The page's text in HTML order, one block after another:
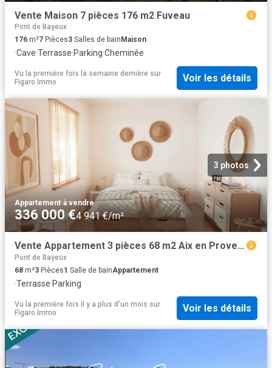
Vente Maison 7 pièces 176 m2 Fuveau
Pont de Bayeux
176 m²7 Pièces3 Salles de bain Maison
·Cave·Terrasse·Parking·Cheminée
Vu la première fois la semaine dernière sur
Figaro Immo
Voir les détails
3 photos
Appartement·à vendre
336 000 €4 941 €/m²
Vente Appartement 3 pièces 68 m2 Aix en Provence
Pont de Bayeux
68 m²3 Pièces1 Salle de bainAppartement
·Terrasse·Parking
Vu la première fois il y a plus d'un mois sur
Figaro Immo
Voir les détails